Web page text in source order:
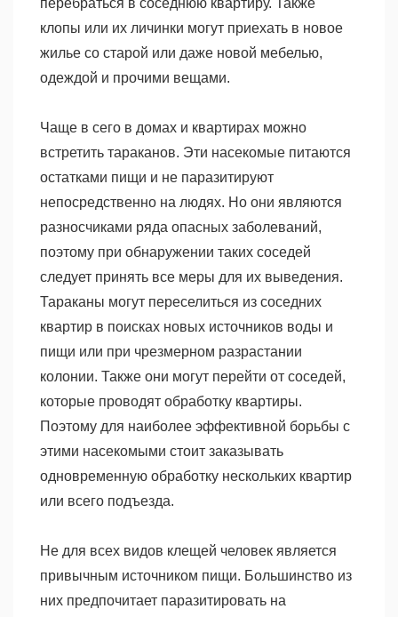
перебраться в соседнюю квартиру. Также
клопы или их личинки могут приехать в новое
жилье со старой или даже новой мебелью,
одеждой и прочими вещами.
Чаще в сего в домах и квартирах можно
встретить тараканов. Эти насекомые питаются
остатками пищи и не паразитируют
непосредственно на людях. Но они являются
разносчиками ряда опасных заболеваний,
поэтому при обнаружении таких соседей
следует принять все меры для их выведения.
Тараканы могут переселиться из соседних
квартир в поисках новых источников воды и
пищи или при чрезмерном разрастании
колонии. Также они могут перейти от соседей,
которые проводят обработку квартиры.
Поэтому для наиболее эффективной борьбы с
этими насекомыми стоит заказывать
одновременную обработку нескольких квартир
или всего подъезда.
Не для всех видов клещей человек является
привычным источником пищи. Большинство из
них предпочитает паразитировать на